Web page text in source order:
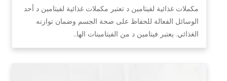
مكملات غذائية لفيتامين د تعتبر مكملات غذائية لفيتامين د أحد
الوسائل الفعالة للحفاظ على صحة الجسم وضمان توازنه
الغذائي. يعتبر فيتامين د من الفيتامينات الها…